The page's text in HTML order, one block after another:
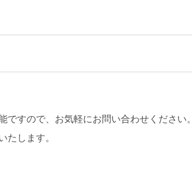
すので、お気軽にお問い合わせください。
たします。